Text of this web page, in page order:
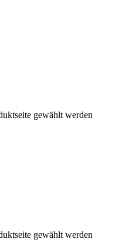
gewählt werden
gewählt werden